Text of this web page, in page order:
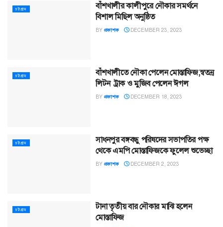
চট্টগ্রাম
বাঁশখালীর কালীপুরে নৌকার সমর্থনে
বিশাল মিছিল অনুষ্ঠিত
BY প্রকাশক DECEMBER 23, 2023
চট্টগ্রাম
বাঁশখালীতে নৌকা পেলেন মোস্তাফিজ,স্বতন্র
লিটন ট্রাক ও মুজিব পেলেন ঈগল
BY প্রকাশক DECEMBER 18, 2023
চট্টগ্রাম
সাধনপুর বঙ্গবন্ধু পরিষদের সভাপতির পক্ষ
থেকে এমপি মোস্তাফিজকে ফুলেল শুভেচ্ছা
BY প্রকাশক DECEMBER 2, 2023
চট্টগ্রাম
টানা তৃতীয় বার নৌকার মাঝি হলেন
মোস্তাফিজ